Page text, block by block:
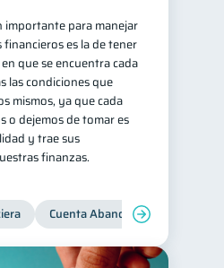
importante para manejar
es la de tener
que se encuentra cada
las condiciones que
mismos, ya que cada
o dejemos de tomar es
y trae sus
finanzas.
Cuenta Abandonada